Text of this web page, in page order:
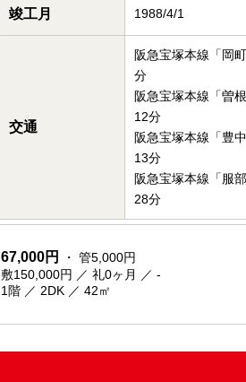
竣工月 1988/4/1
交通
阪急宝塚本線「岡
分
阪急宝塚本線「曽
12分
阪急宝塚本線「豊
13分
阪急宝塚本線「服
28分
67,000円
・ 管5,000円
敷150,000円 ／ 礼0ヶ月 ／ -
1階 ／ 2DK ／ 42㎡